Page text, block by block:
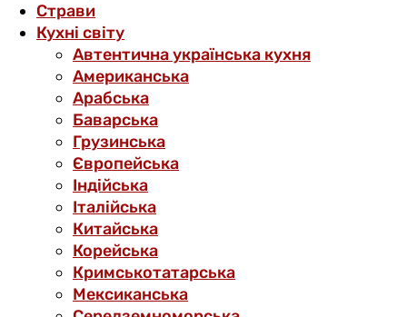
Страви
Кухні світу
Автентична українська кухня
Американська
Арабська
Баварська
Грузинська
Європейська
Індійська
Італійська
Китайська
Корейська
Кримськотатарська
Мексиканська